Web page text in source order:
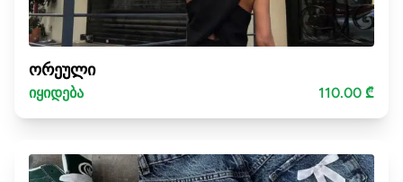
ორეული
იყიდება 110.00 ₾